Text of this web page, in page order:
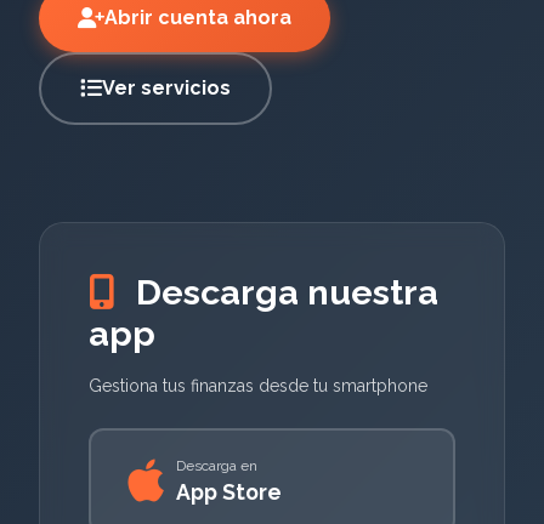
Abrir cuenta ahora
Ver servicios
Descarga nuestra
app
Gestiona tus finanzas desde tu smartphone
Descarga en
App Store